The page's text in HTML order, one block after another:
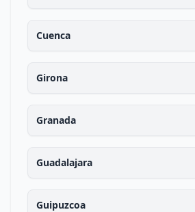
Cuenca
Girona
Granada
Guadalajara
Guipuzcoa